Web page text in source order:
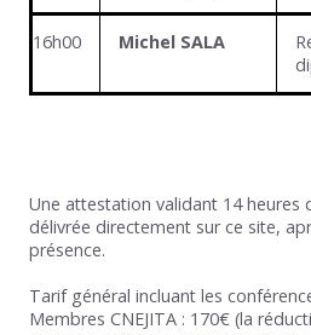
16h00 Michel SALA
Une attestation validant 14 heures
délivrée directement sur ce site,
présence.
Tarif général incluant les
Membres CNEJITA : 170€ (la